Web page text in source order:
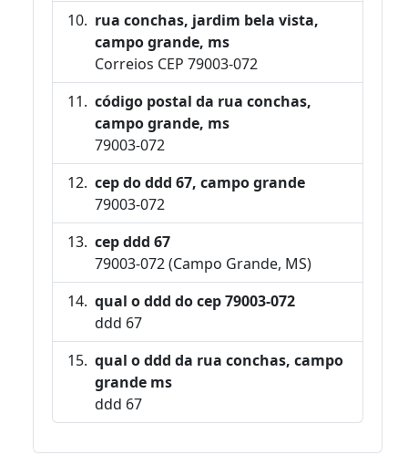
rua conchas, jardim bela vista,
campo grande, ms
Correios CEP 79003-072
código postal da rua conchas,
campo grande, ms
79003-072
cep do ddd 67, campo grande
79003-072
cep ddd 67
79003-072 (Campo Grande, MS)
qual o ddd do cep 79003-072
ddd 67
qual o ddd da rua conchas, campo
grande ms
ddd 67